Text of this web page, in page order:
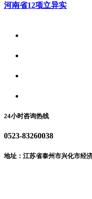
河南省12项立异实
24小时咨询热线
0523-83260038
地址：江苏省泰州市兴化市经